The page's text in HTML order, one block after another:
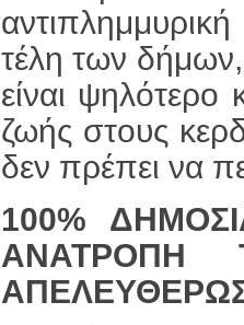
τέλη των δήμων,
είναι
ζωής στους
δεν πρέπει να
100%
ΑΝΑΤΡΟΠΗ